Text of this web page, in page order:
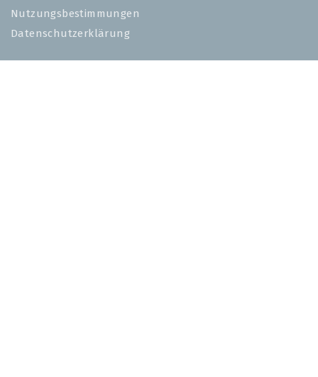
Nutzungsbestimmungen
Datenschutzerklärung